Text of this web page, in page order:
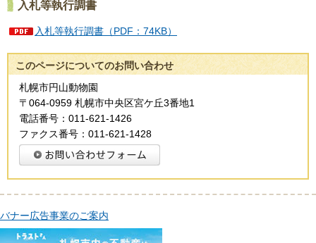
入札等執行調書
入札等執行調書（PDF：74KB）
このページについてのお問い合わせ
札幌市円山動物園
〒064-0959 札幌市中央区宮ケ丘3番地1
電話番号：011-621-1426
ファクス番号：011-621-1428
バナー広告事業のご案内